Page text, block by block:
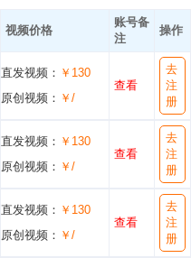
视频价格
账号备
注
操作
直发视频： ￥130
原创视频： ￥/
查看
去
注
册
直发视频： ￥130
原创视频： ￥/
查看
去
注
册
直发视频： ￥130
原创视频： ￥/
查看
去
注
册